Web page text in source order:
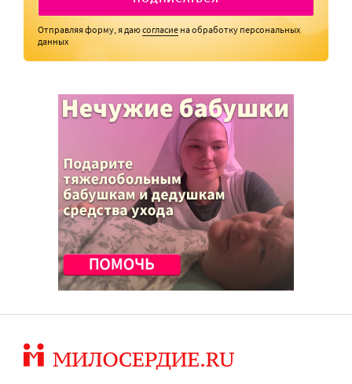
Отправляя форму, я даюсогласие на обработку персональных
данных